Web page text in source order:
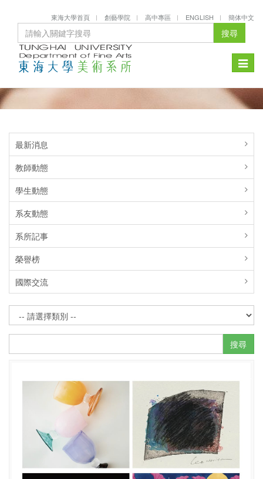
東海大學首頁 創藝學院 高中專區 ENGLISH 簡体中文
搜尋
Toggle
最新消息
教師動態
學生動態
系友動態
系所記事
榮譽榜
國際交流
搜尋